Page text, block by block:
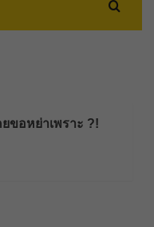
ขอหย่าเพราะ ?!